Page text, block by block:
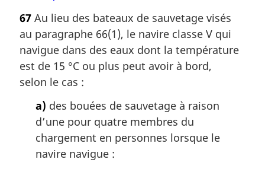
67 Au lieu des bateaux de sauvetage visés
au paragraphe 66(1), le navire classe V qui
navigue dans des eaux dont la température
est de 15 °C ou plus peut avoir à bord,
selon le cas :
a) des bouées de sauvetage à raison
d’une pour quatre membres du
chargement en personnes lorsque le
navire navigue :